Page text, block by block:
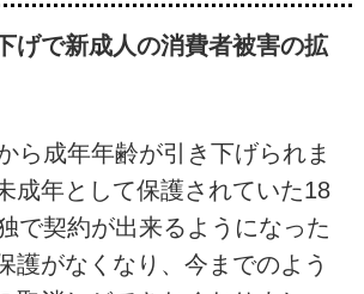
げで新成人の消費者被害の拡
ら成年年齢が引き下げられま
成年として保護されていた18
で契約が出来るようになった
護がなくなり、今までのよう